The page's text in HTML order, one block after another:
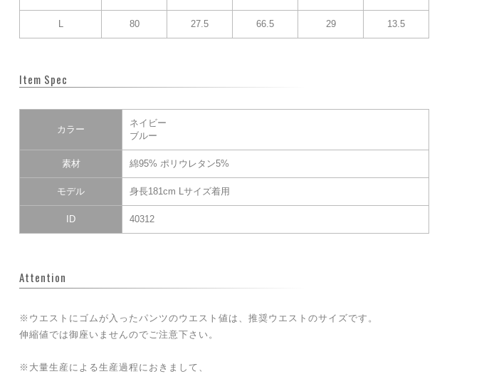
L 80 27.5 66.5 29 13.5
Item Spec
カラー
ネイビー
ブルー
素材 綿95% ポリウレタン5%
モデル 身長181cm Lサイズ着用
ID 40312
Attention
※ウエストにゴムが入ったパンツのウエスト値は、推奨ウエストのサイズです。
伸縮値では御座いませんのでご注意下さい。
※大量生産による生産過程におきまして、